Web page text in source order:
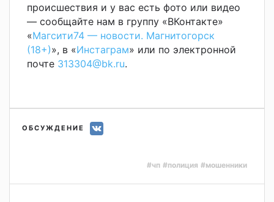
происшествия и у вас есть фото или видео
— сообщайте нам в группу «ВКонтакте»
«Магсити74 — новости. Магнитогорск
(18+)», в «Инстаграм» или по электронной
почте 313304@bk.ru.
ОБСУЖДЕНИЕ
#чп #полиция #мошенники